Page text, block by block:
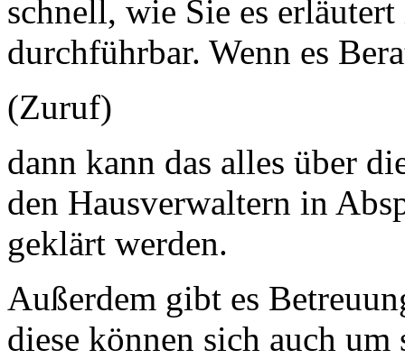
schnell, wie Sie es
durchführbar. Wenn es
(Zuruf)
dann kann das alles über
den Hausverwaltern in
geklärt werden.
Außerdem gibt es
diese können sich auch